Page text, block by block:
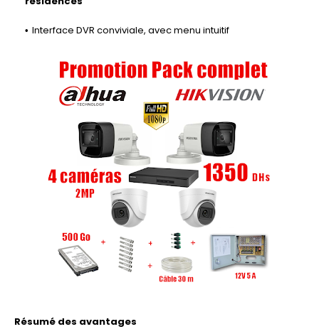
Interface DVR conviviale, avec menu intuitif
Résumé des avantages